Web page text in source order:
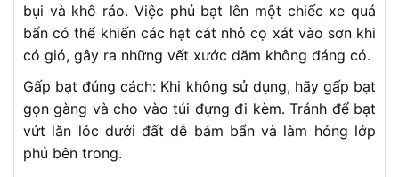
bụi và khô ráo. Việc phủ bạt lên một chiếc xe quá
bẩn có thể khiến các hạt cát nhỏ cọ xát vào sơn khi
có gió, gây ra những vết xước dăm không đáng có.
Gấp bạt đúng cách: Khi không sử dụng, hãy gấp bạt
gọn gàng và cho vào túi đựng đi kèm. Tránh để bạt
vứt lăn lóc dưới đất dễ bám bẩn và làm hỏng lớp
phủ bên trong.